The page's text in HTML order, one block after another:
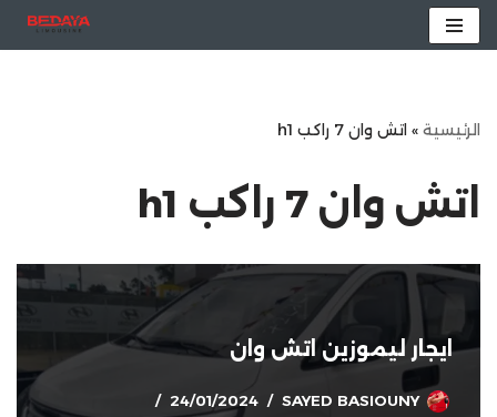
الرئيسية » اتش وان 7 راكب h1
اتش وان 7 راكب h1
ايجار ليموزين اتش وان
SAYED BASIOUNY
24/01/2024